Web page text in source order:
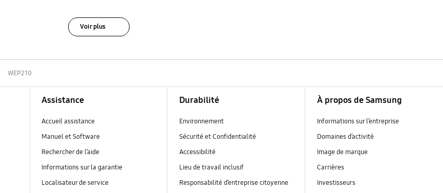
Voir plus
WEP210
Assistance
Accueil assistance
Manuel et Software
Rechercher de l’aide
Informations sur la garantie
Localisateur de service
Durabilité
Environnement
Sécurité et Confidentialité
Accessibilité
Lieu de travail inclusif
Responsabilité d’entreprise citoyenne
À propos de Samsung
Informations sur l’entreprise
Domaines d’activité
Image de marque
Carrières
Investisseurs